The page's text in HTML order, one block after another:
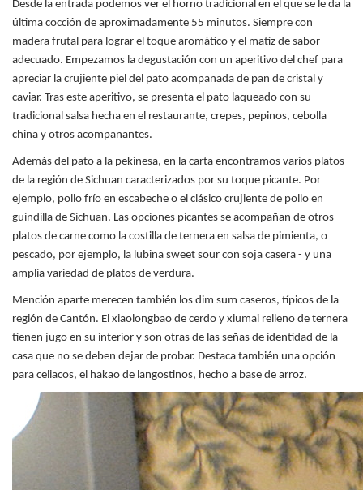
Desde la entrada podemos ver el horno tradicional en el que se le da la
última cocción de aproximadamente 55 minutos. Siempre con
madera frutal para lograr el toque aromático y el matiz de sabor
adecuado. Empezamos la degustación con un aperitivo del chef para
apreciar la crujiente piel del pato acompañada de pan de cristal y
caviar. Tras este aperitivo, se presenta el pato laqueado con su
tradicional salsa hecha en el restaurante, crepes, pepinos, cebolla
china y otros acompañantes.
Además del pato a la pekinesa, en la carta encontramos varios platos
de la región de Sichuan caracterizados por su toque picante. Por
ejemplo, pollo frío en escabeche o el clásico crujiente de pollo en
guindilla de Sichuan. Las opciones picantes se acompañan de otros
platos de carne como la costilla de ternera en salsa de pimienta, o
pescado, por ejemplo, la lubina sweet sour con soja casera - y una
amplia variedad de platos de verdura.
Mención aparte merecen también los dim sum caseros, típicos de la
región de Cantón. El xiaolongbao de cerdo y xiumai relleno de ternera
tienen jugo en su interior y son otras de las señas de identidad de la
casa que no se deben dejar de probar. Destaca también una opción
para celiacos, el hakao de langostinos, hecho a base de arroz.